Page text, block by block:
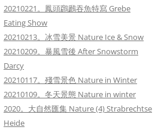
20210221。鳳頭鸊鷉吞魚特寫 Grebe
Eating Show
20210213。冰雪美景 Nature Ice & Snow
20210209。暴風雪後 After Snowstorm
Darcy
20210117。殘雪景色 Nature in Winter
20210109。冬天景態 Nature in winter
2020。大自然匯集 Nature (4) Strabrechtse
Heide